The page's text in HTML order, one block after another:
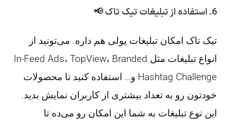
6. استفاده از تبلیغات تیک تاک 📢
تیک تاک امکان تبلیغات پولی هم داره. می‌تونید از
انواع تبلیغات مثل In-Feed Ads، TopView، Branded
Hashtag Challenge و… استفاده کنید تا محصولات
خودتون رو به تعداد بیشتری از کاربران نمایش بدید.
این نوع تبلیغات به شما این امکان رو می‌ده تا